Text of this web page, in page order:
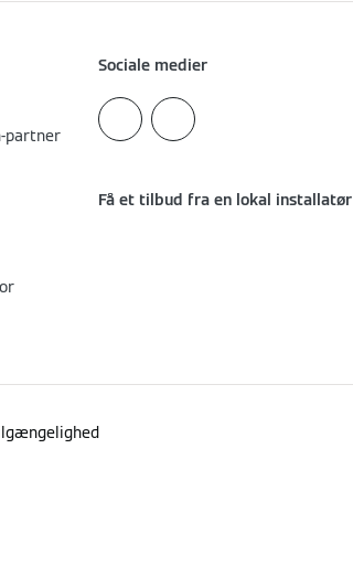
partner
Sociale medier
Få et tilbud fra en lokal installatør